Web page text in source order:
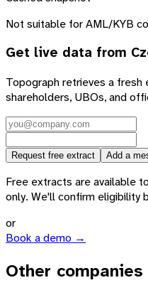
Not suitable for AML/KYB
Get live data from
Topograph retrieves a
shareholders, UBOs, and
Request free extract Add a
Free extracts are available
only. We'll confirm
or
Book a demo →
Other